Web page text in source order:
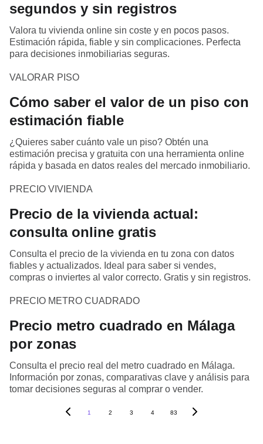
segundos y sin registros
Valora tu vivienda online sin coste y en pocos pasos.
Estimación rápida, fiable y sin complicaciones. Perfecta
para decisiones inmobiliarias seguras.
VALORAR PISO
Cómo saber el valor de un piso con
estimación fiable
¿Quieres saber cuánto vale un piso? Obtén una
estimación precisa y gratuita con una herramienta online
rápida y basada en datos reales del mercado inmobiliario.
PRECIO VIVIENDA
Precio de la vivienda actual:
consulta online gratis
Consulta el precio de la vivienda en tu zona con datos
fiables y actualizados. Ideal para saber si vendes,
compras o inviertes al valor correcto. Gratis y sin registros.
PRECIO METRO CUADRADO
Precio metro cuadrado en Málaga
por zonas
Consulta el precio real del metro cuadrado en Málaga.
Información por zonas, comparativas clave y análisis para
tomar decisiones seguras al comprar o vender.
1 2 3 4 83